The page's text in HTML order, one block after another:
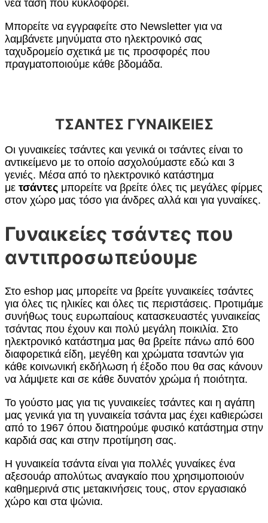
νέα τάση που κυκλοφορεί.
Μπορείτε να εγγραφείτε στο Newsletter για να
λαμβάνετε μηνύματα στο ηλεκτρονικό σας
ταχυδρομείο σχετικά με τις προσφορές που
πραγματοποιούμε κάθε βδομάδα.
ΤΣΑΝΤΕΣ ΓΥΝΑΙΚΕΙΕΣ
Οι γυναικείες τσάντες και γενικά οι τσάντες είναι το
αντικείμενο με το οποίο ασχολούμαστε εδώ και 3
γενιές. Μέσα από το ηλεκτρονικό κατάστημα
με τσάντες μπορείτε να βρείτε όλες τις μεγάλες φίρμες
στον χώρο μας τόσο για άνδρες αλλά και για γυναίκες.
Γυναικείες τσάντες που
αντιπροσωπεύουμε
Στο eshop μας μπορείτε να βρείτε γυναικείες τσάντες
για όλες τις ηλικίες και όλες τις περιστάσεις. Προτιμάμε
συνήθως τους ευρωπαίους κατασκευαστές γυναικείας
τσάντας που έχουν και πολύ μεγάλη ποικιλία. Στο
ηλεκτρονικό κατάστημα μας θα βρείτε πάνω από 600
διαφορετικά είδη, μεγέθη και χρώματα τσαντών για
κάθε κοινωνική εκδήλωση ή έξοδο που θα σας κάνουν
να λάμψετε και σε κάθε δυνατόν χρώμα ή ποιότητα.
Το γούστο μας για τις γυναικείες τσάντες και η αγάπη
μας γενικά για τη γυναικεία τσάντα μας έχει καθιερώσει
από το 1967 όπου διατηρούμε φυσικό κατάστημα στην
καρδιά σας και στην προτίμηση σας.
Η γυναικεία τσάντα είναι για πολλές γυναίκες ένα
αξεσουάρ απολύτως αναγκαίο που χρησιμοποιούν
καθημερινά στις μετακινήσεις τους, στον εργασιακό
χώρο και στα ψώνια.